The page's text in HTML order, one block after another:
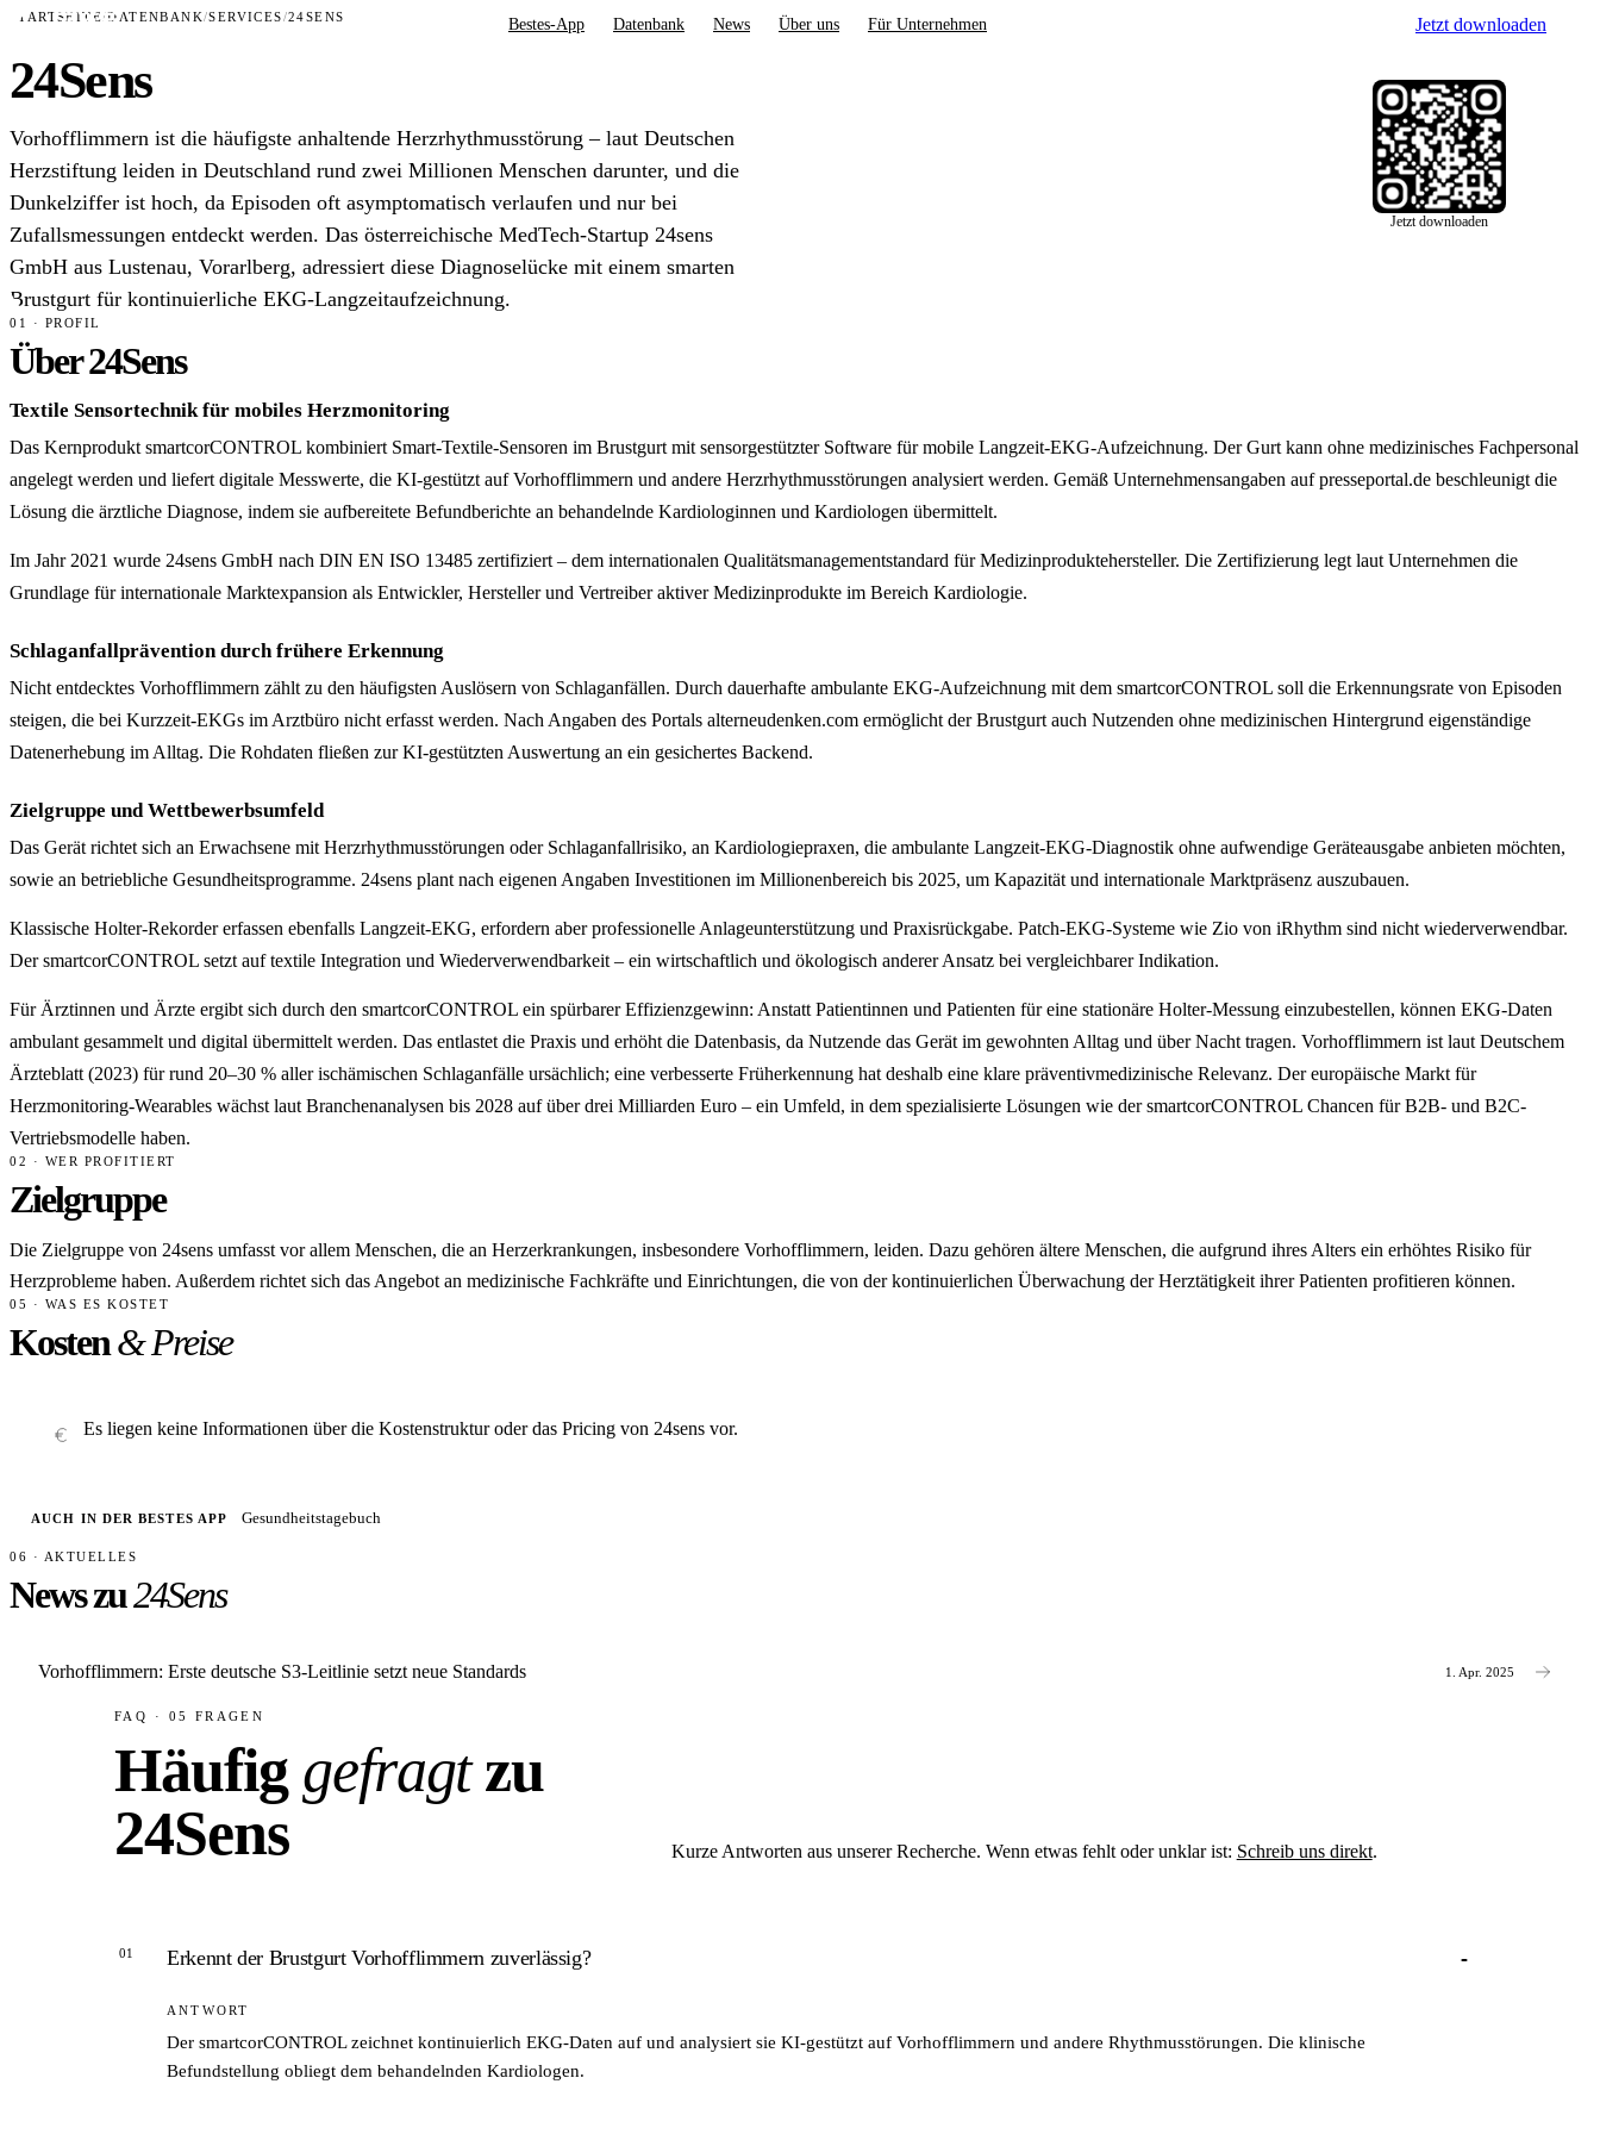
Bestes-App Datenbank News Über uns Für Unternehmen
Jetzt downloaden
Jetzt downloaden
STARTSEITE/DATENBANK/SERVICES/24SENS
24Sens
Vorhofflimmern ist die häufigste anhaltende Herzrhythmusstörung – laut Deutschen
Herzstiftung leiden in Deutschland rund zwei Millionen Menschen darunter, und die
Dunkelziffer ist hoch, da Episoden oft asymptomatisch verlaufen und nur bei
Zufallsmessungen entdeckt werden. Das österreichische MedTech-Startup 24sens
GmbH aus Lustenau, Vorarlberg, adressiert diese Diagnoselücke mit einem smarten
Brustgurt für kontinuierliche EKG-Langzeitaufzeichnung.
01 · PROFIL
Über 24Sens
Textile Sensortechnik für mobiles Herzmonitoring
Das Kernprodukt smartcorCONTROL kombiniert Smart-Textile-Sensoren im Brustgurt mit sensorgestützter Software für mobile Langzeit-EKG-Aufzeichnung. Der Gurt kann ohne medizinisches Fachpersonal
angelegt werden und liefert digitale Messwerte, die KI-gestützt auf Vorhofflimmern und andere Herzrhythmusstörungen analysiert werden. Gemäß Unternehmensangaben auf presseportal.de beschleunigt die
Lösung die ärztliche Diagnose, indem sie aufbereitete Befundberichte an behandelnde Kardiologinnen und Kardiologen übermittelt.
Im Jahr 2021 wurde 24sens GmbH nach DIN EN ISO 13485 zertifiziert – dem internationalen Qualitätsmanagementstandard für Medizinproduktehersteller. Die Zertifizierung legt laut Unternehmen die
Grundlage für internationale Marktexpansion als Entwickler, Hersteller und Vertreiber aktiver Medizinprodukte im Bereich Kardiologie.
Schlaganfallprävention durch frühere Erkennung
Nicht entdecktes Vorhofflimmern zählt zu den häufigsten Auslösern von Schlaganfällen. Durch dauerhafte ambulante EKG-Aufzeichnung mit dem smartcorCONTROL soll die Erkennungsrate von Episoden
steigen, die bei Kurzzeit-EKGs im Arztbüro nicht erfasst werden. Nach Angaben des Portals alterneudenken.com ermöglicht der Brustgurt auch Nutzenden ohne medizinischen Hintergrund eigenständige
Datenerhebung im Alltag. Die Rohdaten fließen zur KI-gestützten Auswertung an ein gesichertes Backend.
Zielgruppe und Wettbewerbsumfeld
Das Gerät richtet sich an Erwachsene mit Herzrhythmusstörungen oder Schlaganfallrisiko, an Kardiologiepraxen, die ambulante Langzeit-EKG-Diagnostik ohne aufwendige Geräteausgabe anbieten möchten,
sowie an betriebliche Gesundheitsprogramme. 24sens plant nach eigenen Angaben Investitionen im Millionenbereich bis 2025, um Kapazität und internationale Marktpräsenz auszubauen.
Klassische Holter-Rekorder erfassen ebenfalls Langzeit-EKG, erfordern aber professionelle Anlageunterstützung und Praxisrückgabe. Patch-EKG-Systeme wie Zio von iRhythm sind nicht wiederverwendbar.
Der smartcorCONTROL setzt auf textile Integration und Wiederverwendbarkeit – ein wirtschaftlich und ökologisch anderer Ansatz bei vergleichbarer Indikation.
Für Ärztinnen und Ärzte ergibt sich durch den smartcorCONTROL ein spürbarer Effizienzgewinn: Anstatt Patientinnen und Patienten für eine stationäre Holter-Messung einzubestellen, können EKG-Daten
ambulant gesammelt und digital übermittelt werden. Das entlastet die Praxis und erhöht die Datenbasis, da Nutzende das Gerät im gewohnten Alltag und über Nacht tragen. Vorhofflimmern ist laut Deutschem
Ärzteblatt (2023) für rund 20–30 % aller ischämischen Schlaganfälle ursächlich; eine verbesserte Früherkennung hat deshalb eine klare präventivmedizinische Relevanz. Der europäische Markt für
Herzmonitoring-Wearables wächst laut Branchenanalysen bis 2028 auf über drei Milliarden Euro – ein Umfeld, in dem spezialisierte Lösungen wie der smartcorCONTROL Chancen für B2B- und B2C-
Vertriebsmodelle haben.
02 · WER PROFITIERT
Zielgruppe
Die Zielgruppe von 24sens umfasst vor allem Menschen, die an Herzerkrankungen, insbesondere Vorhofflimmern, leiden. Dazu gehören ältere Menschen, die aufgrund ihres Alters ein erhöhtes Risiko für
Herzprobleme haben. Außerdem richtet sich das Angebot an medizinische Fachkräfte und Einrichtungen, die von der kontinuierlichen Überwachung der Herztätigkeit ihrer Patienten profitieren können.
05 · WAS ES KOSTET
Kosten& Preise
Es liegen keine Informationen über die Kostenstruktur oder das Pricing von 24sens vor.
AUCH IN DER BESTES APP Gesundheitstagebuch
06 · AKTUELLES
News zu24Sens
Vorhofflimmern: Erste deutsche S3-Leitlinie setzt neue Standards 1. Apr. 2025
FAQ · 05 FRAGEN
Häufig gefragtzu
24Sens
Kurze Antworten aus unserer Recherche. Wenn etwas fehlt oder unklar ist: Schreib uns direkt.
01 Erkennt der Brustgurt Vorhofflimmern zuverlässig?
ANTWORT
Der smartcorCONTROL zeichnet kontinuierlich EKG-Daten auf und analysiert sie KI-gestützt auf Vorhofflimmern und andere Rhythmusstörungen. Die klinische
Befundstellung obliegt dem behandelnden Kardiologen.